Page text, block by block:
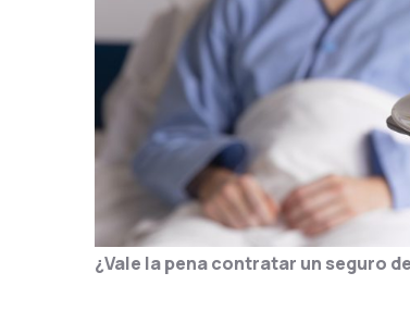
¿Vale la pena contratar un seguro